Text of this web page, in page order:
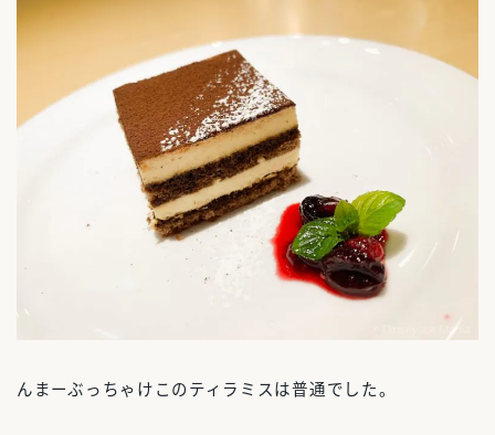
んまーぶっちゃけこのティラミスは普通でした。